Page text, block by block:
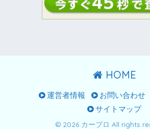
HOME
運営者情報 お問い合わせ
サイトマップ
© 2026 カーブロ All rights